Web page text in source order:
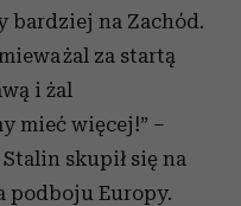
bardziej na Zachód.
żal za startą
i żal
mieć więcej!” –
Stalin skupił się na
podboju Europy.